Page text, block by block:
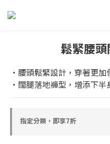
鬆緊腰
・腰頭鬆緊設計，穿著更加
・闊腿落地褲型，增添下
指定分類，即享7折